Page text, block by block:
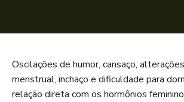
Oscilações de humor, cansaço,
menstrual, inchaço e dificuldade para
relação direta com os hormônios